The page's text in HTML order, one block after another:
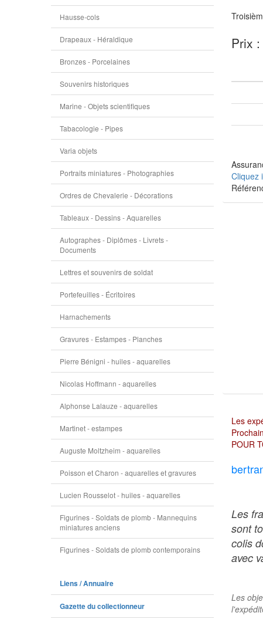
Hausse-cols
Drapeaux - Héraldique
Bronzes - Porcelaines
Souvenirs historiques
Marine - Objets scientifiques
Tabacologie - Pipes
Varia objets
Portraits miniatures - Photographies
Ordres de Chevalerie - Décorations
Tableaux - Dessins - Aquarelles
Autographes - Diplômes - Livrets -
Documents
Lettres et souvenirs de soldat
Portefeuilles - Écritoires
Harnachements
Gravures - Estampes - Planches
Pierre Bénigni - huiles - aquarelles
Nicolas Hoffmann - aquarelles
Alphonse Lalauze - aquarelles
Martinet - estampes
Auguste Moltzheim - aquarelles
Poisson et Charon - aquarelles et gravures
Lucien Rousselot - huiles - aquarelles
Figurines - Soldats de plomb - Mannequins
miniatures anciens
Figurines - Soldats de plomb contemporains
Liens / Annuaire
Gazette du collectionneur
Prix
Cliquez
Les
POUR
Les
sont
colis
avec
Les